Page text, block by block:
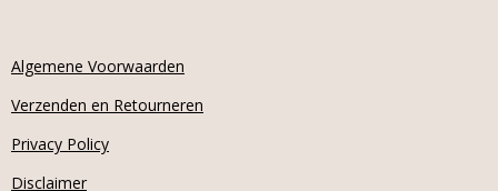
Algemene Voorwaarden
Verzenden en Retourneren
Privacy Policy
Disclaimer